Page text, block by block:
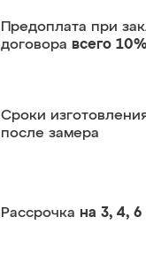
Предоплата при
договора всего
Сроки
после замера
Рассрочка на 3, 4,